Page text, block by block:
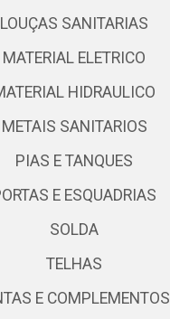
LOUÇAS SANITARIAS
MATERIAL ELETRICO
HIDRAULICO
METAIS SANITARIOS
PIAS E TANQUES
E ESQUADRIAS
SOLDA
TELHAS
E COMPLEMENTOS